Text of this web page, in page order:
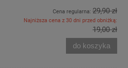
Cena regularna: 29,90 zł
Najniższa cena z 30 dni przed obniżką:
19,00 zł
do koszyka